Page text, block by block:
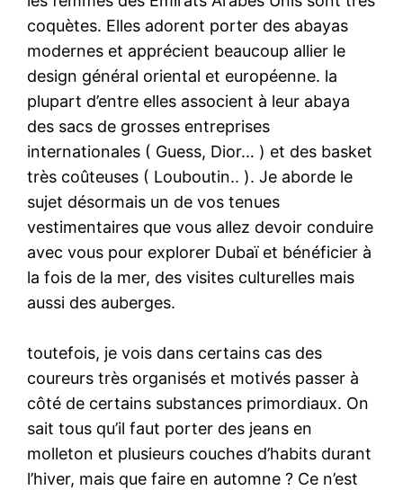
coquètes. Elles adorent porter des abayas
modernes et apprécient beaucoup allier le
design général oriental et européenne. la
plupart d’entre elles associent à leur abaya
des sacs de grosses entreprises
internationales ( Guess, Dior… ) et des basket
très coûteuses ( Louboutin.. ). Je aborde le
sujet désormais un de vos tenues
vestimentaires que vous allez devoir conduire
avec vous pour explorer Dubaï et bénéficier à
la fois de la mer, des visites culturelles mais
aussi des auberges.
toutefois, je vois dans certains cas des
coureurs très organisés et motivés passer à
côté de certains substances primordiaux. On
sait tous qu’il faut porter des jeans en
molleton et plusieurs couches d’habits durant
l’hiver, mais que faire en automne ? Ce n’est